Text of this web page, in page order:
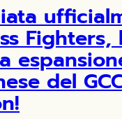
Fighters,
del